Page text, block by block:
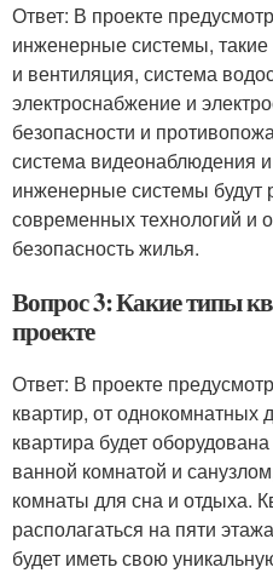
Ответ: В проекте
инженерные системы, такие
и вентиляция, система
электроснабжение и
безопасности и
система видеонаблюдения
инженерные системы будут
современных технологий и
безопасность жилья.
Вопрос 3: Какие типы
проекте
Ответ: В проекте
квартир, от однокомнатных
квартира будет
ванной комнатой и
комнаты для сна и отдыха.
располагаться на пяти
будет иметь свою